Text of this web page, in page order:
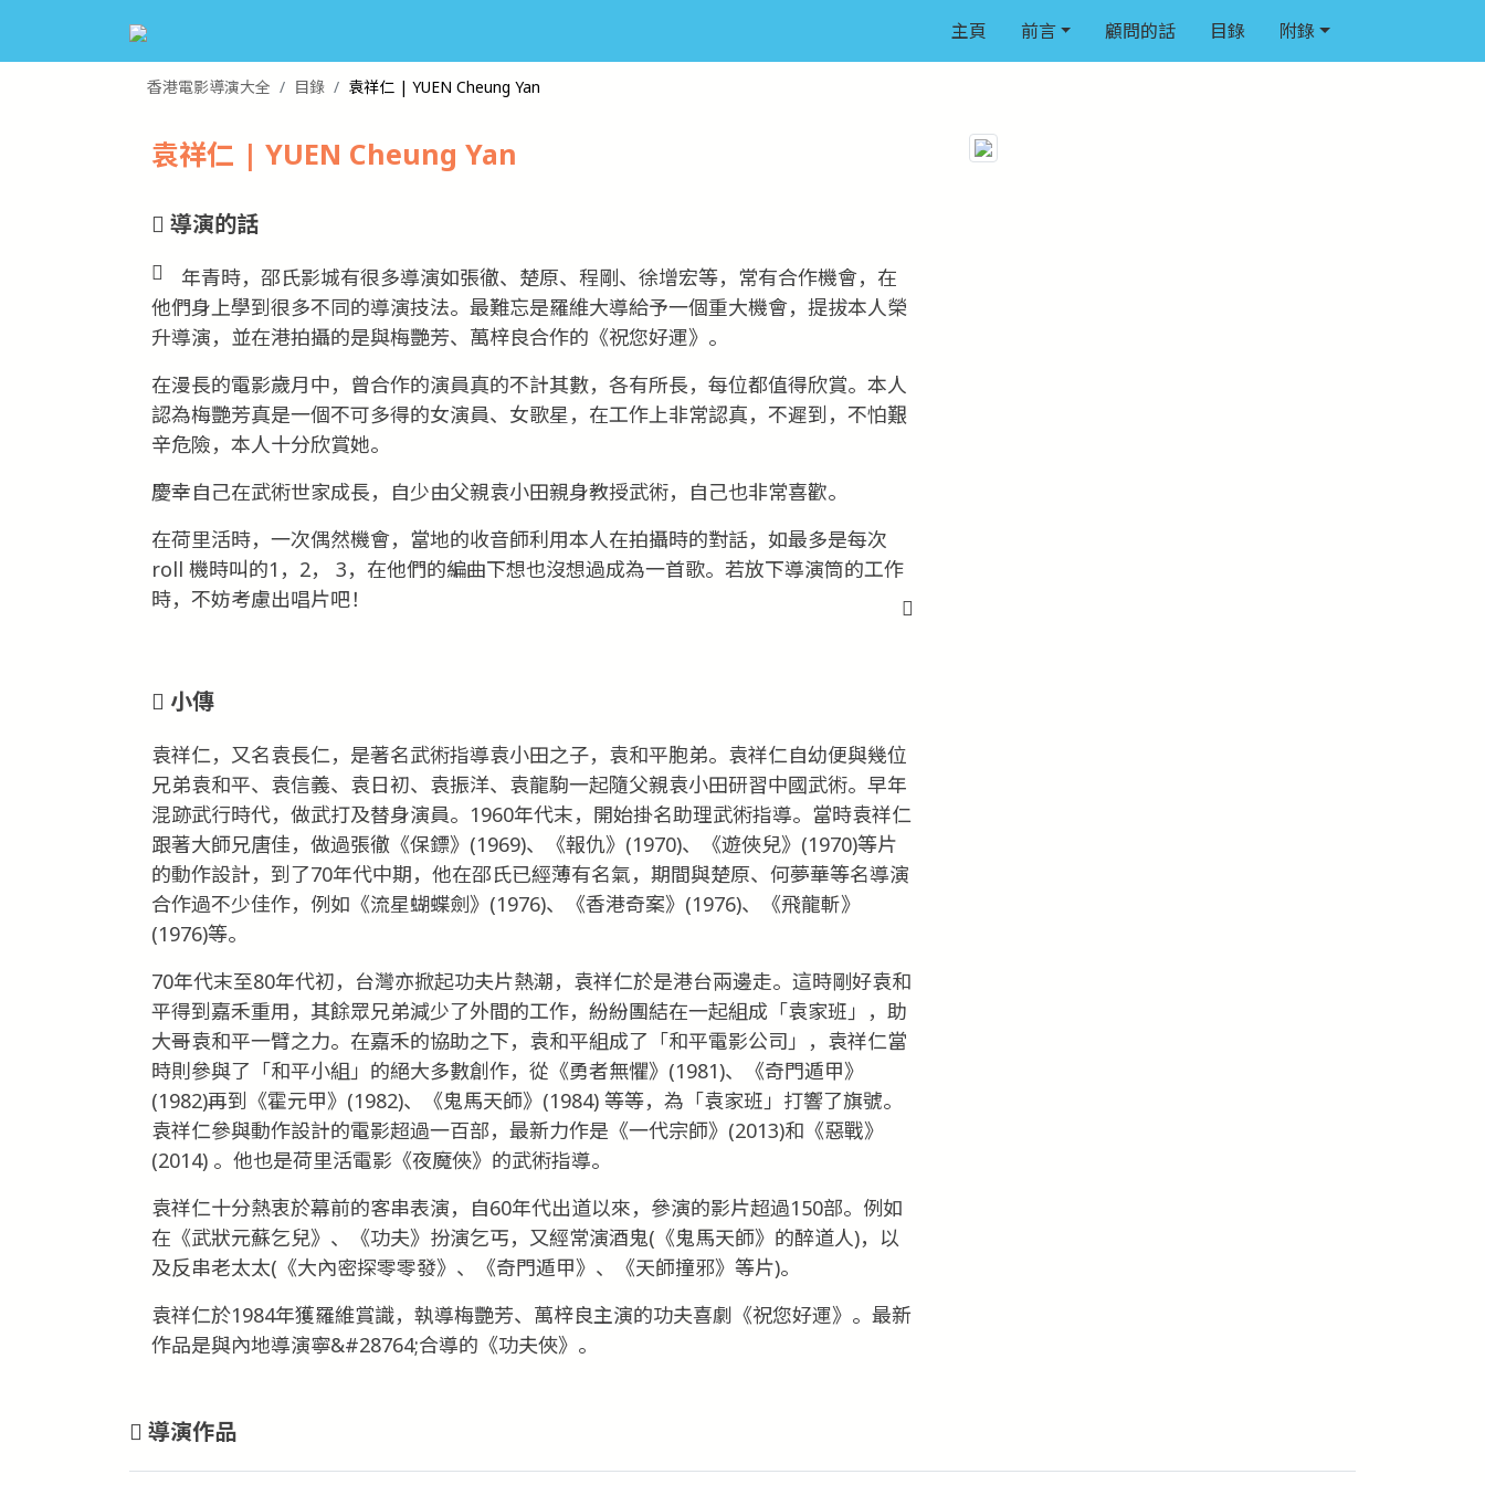
主頁 前言 顧問的話 目錄 附錄
香港電影導演大全 目錄 袁祥仁 | YUEN Cheung Yan
袁祥仁 | YUEN Cheung Yan
導演的話
年青時，邵氏影城有很多導演如張徹、楚原、程剛、徐增宏等，常有合作機會，在
他們身上學到很多不同的導演技法。最難忘是羅維大導給予一個重大機會，提拔本人榮
升導演，並在港拍攝的是與梅艷芳、萬梓良合作的《祝您好運》。
在漫長的電影歲月中，曾合作的演員真的不計其數，各有所長，每位都值得欣賞。本人
認為梅艷芳真是一個不可多得的女演員、女歌星，在工作上非常認真，不遲到，不怕艱
辛危險，本人十分欣賞她。
慶幸自己在武術世家成長，自少由父親袁小田親身教授武術，自己也非常喜歡。
在荷里活時，一次偶然機會，當地的收音師利用本人在拍攝時的對話，如最多是每次
roll 機時叫的1，2， 3，在他們的編曲下想也沒想過成為一首歌。若放下導演筒的工作
時，不妨考慮出唱片吧！
小傳
袁祥仁，又名袁長仁，是著名武術指導袁小田之子，袁和平胞弟。袁祥仁自幼便與幾位
兄弟袁和平、袁信義、袁日初、袁振洋、袁龍駒一起隨父親袁小田研習中國武術。早年
混跡武行時代，做武打及替身演員。1960年代末，開始掛名助理武術指導。當時袁祥仁
跟著大師兄唐佳，做過張徹《保鏢》(1969)、《報仇》(1970)、《遊俠兒》(1970)等片
的動作設計，到了70年代中期，他在邵氏已經薄有名氣，期間與楚原、何夢華等名導演
合作過不少佳作，例如《流星蝴蝶劍》(1976)、《香港奇案》(1976)、《飛龍斬》
(1976)等。
70年代末至80年代初，台灣亦掀起功夫片熱潮，袁祥仁於是港台兩邊走。這時剛好袁和
平得到嘉禾重用，其餘眾兄弟減少了外間的工作，紛紛團結在一起組成「袁家班」，助
大哥袁和平一臂之力。在嘉禾的協助之下，袁和平組成了「和平電影公司」，袁祥仁當
時則參與了「和平小組」的絕大多數創作，從《勇者無懼》(1981)、《奇門遁甲》
(1982)再到《霍元甲》(1982)、《鬼馬天師》(1984) 等等，為「袁家班」打響了旗號。
袁祥仁參與動作設計的電影超過一百部，最新力作是《一代宗師》(2013)和《惡戰》
(2014) 。他也是荷里活電影《夜魔俠》的武術指導。
袁祥仁十分熱衷於幕前的客串表演，自60年代出道以來，參演的影片超過150部。例如
在《武狀元蘇乞兒》、《功夫》扮演乞丐，又經常演酒鬼(《鬼馬天師》的醉道人)，以
及反串老太太(《大內密探零零發》、《奇門遁甲》、《天師撞邪》等片)。
袁祥仁於1984年獲羅維賞識，執導梅艷芳、萬梓良主演的功夫喜劇《祝您好運》。最新
作品是與內地導演寧&#28764;合導的《功夫俠》。
導演作品